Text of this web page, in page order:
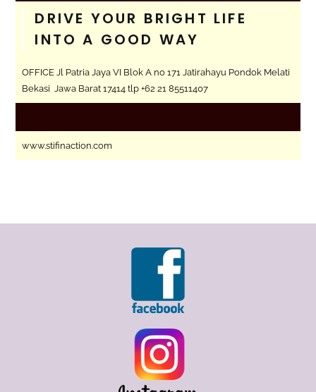
DRIVE YOUR BRIGHT LIFE
INTO A GOOD WAY
OFFICE Jl Patria Jaya VI Blok A no 171 Jatirahayu Pondok Melati
Bekasi Jawa Barat 17414 tlp +62 21 85511407
www.stifinaction.com